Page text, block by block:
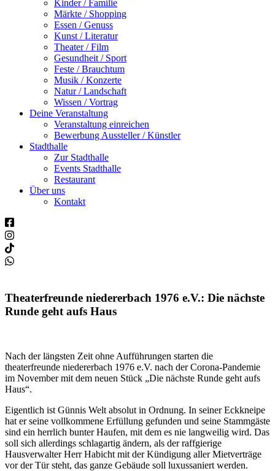
Kinder / Familie
Märkte / Shopping
Essen / Genuss
Kunst / Literatur
Theater / Film
Gesundheit / Sport
Feste / Brauchtum
Musik / Konzerte
Natur / Landschaft
Wissen / Vortrag
Deine Veranstaltung
Veranstaltung einreichen
Bewerbung Aussteller / Künstler
Stadthalle
Zur Stadthalle
Events Stadthalle
Restaurant
Über uns
Kontakt
Theaterfreunde niedererbach 1976 e.V.: Die nächste
Runde geht aufs Haus
Nach der längsten Zeit ohne Aufführungen starten die
theaterfreunde niedererbach 1976 e.V. nach der Corona-Pandemie
im November mit dem neuen Stück „Die nächste Runde geht aufs
Haus“.
Eigentlich ist Günnis Welt absolut in Ordnung. In seiner Eckkneipe
hat er seine vollkommene Erfüllung gefunden und seine Stammgäste
sind ein herrlich bunter Haufen, mit dem es nie langweilig wird. Das
soll sich allerdings schlagartig ändern, als der raffgierige
Hausverwalter Herr Habicht mit der Kündigung aller Mietverträge
vor der Tür steht, das ganze Gebäude soll luxussaniert werden.